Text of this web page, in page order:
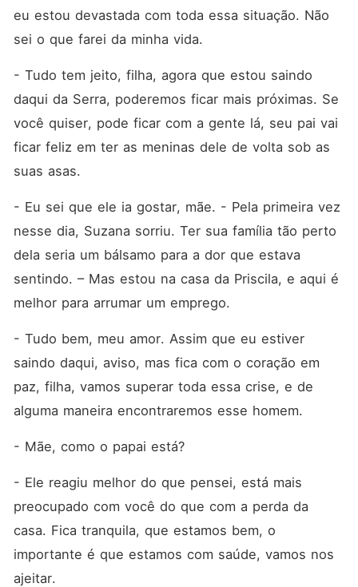
eu estou devastada com toda essa situação. Não
sei o que farei da minha vida.
- Tudo tem jeito, filha, agora que estou saindo
daqui da Serra, poderemos ficar mais próximas. Se
você quiser, pode ficar com a gente lá, seu pai vai
ficar feliz em ter as meninas dele de volta sob as
suas asas.
- Eu sei que ele ia gostar, mãe. - Pela primeira vez
nesse dia, Suzana sorriu. Ter sua família tão perto
dela seria um bálsamo para a dor que estava
sentindo. – Mas estou na casa da Priscila, e aqui é
melhor para arrumar um emprego.
- Tudo bem, meu amor. Assim que eu estiver
saindo daqui, aviso, mas fica com o coração em
paz, filha, vamos superar toda essa crise, e de
alguma maneira encontraremos esse homem.
- Mãe, como o papai está?
- Ele reagiu melhor do que pensei, está mais
preocupado com você do que com a perda da
casa. Fica tranquila, que estamos bem, o
importante é que estamos com saúde, vamos nos
ajeitar.